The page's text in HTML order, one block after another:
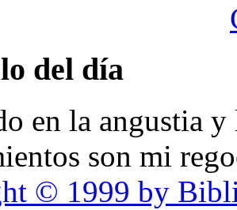
del día
en la angustia
son mi
© 1999 by